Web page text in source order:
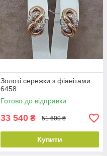
Золоті сережки з фіанітами.
6458
Готово до відправки
33 540 ₴ 51 600 ₴
Купити